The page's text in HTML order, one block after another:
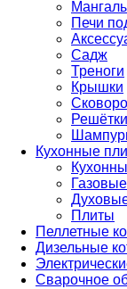
Печи
Садж
Треноги
Крышки
Решётки
Кухонные
Плиты
Пеллетные
Дизельные
Сварочное